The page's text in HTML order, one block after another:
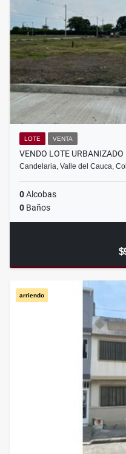
LOTE VENTA
VENDO LOTE
Candelaria, Valle del Cauca,
0Alcobas
0 Baños
arriendo